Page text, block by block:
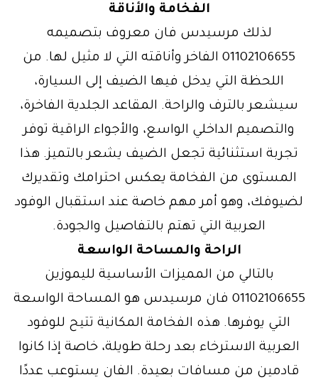
الفخامة والأناقة
لذلك مرسيدس فان معروف بتصميمه
01102106655 الفاخر وأناقته التي لا مثيل لها. من
اللحظة التي يدخل فيها الضيف إلى السيارة،
سيشعر بالترف والراحة. المقاعد الجلدية الفاخرة،
والتصميم الداخلي الواسع، والأجواء الراقية توفر
تجربة استثنائية تجعل الضيف يشعر بالتميز. هذا
المستوى من الفخامة يعكس احترامك وتقديرك
لضيوفك، وهو أمر مهم خاصة عند استقبال الوفود
العربية التي تهتم بالتفاصيل والجودة.
الراحة والمساحة الواسعة
بالتالي من المميزات الأساسية لليموزين
01102106655 فان مرسيدس هو المساحة الواسعة
التي يوفرها. هذه الفخامة المكانية تتيح للوفود
العربية الاسترخاء بعد رحلة طويلة، خاصة إذا كانوا
قادمين من مسافات بعيدة. الفان يستوعب عددًا